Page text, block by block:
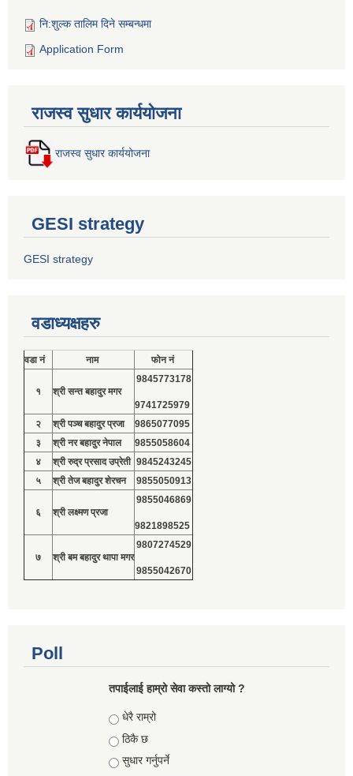
नि:शुल्क तालिम दिने सम्बन्धमा
Application Form
राजस्व सुधार कार्ययोजना
राजस्व सुधार कार्ययोजना
GESI strategy
GESI strategy
वडाध्यक्षहरु
वडा नं नाम फोन नं
१ श्री सन्त बहादुर मगर
9845773178
9741725979
२
श्री पञ्च बहादुर प्रजा
9865077095
३
श्री नर बहादुर नेपाल
9855058604
४
श्री रुद्र प्रसाद उप्रेती 9845243245
५
श्री तेज बहादुर शेरचन 9855050913
६ श्री लक्ष्मण प्रजा
9855046869
9821898525
७ श्री बम बहादुर थापा मगर
9807274529
9855042670
Poll
तपाईलाई हाम्रो सेवा कस्तो लाग्यो ?
Choices
धेरै राम्रो
ठिकै छ
सुधार गर्नुपर्ने